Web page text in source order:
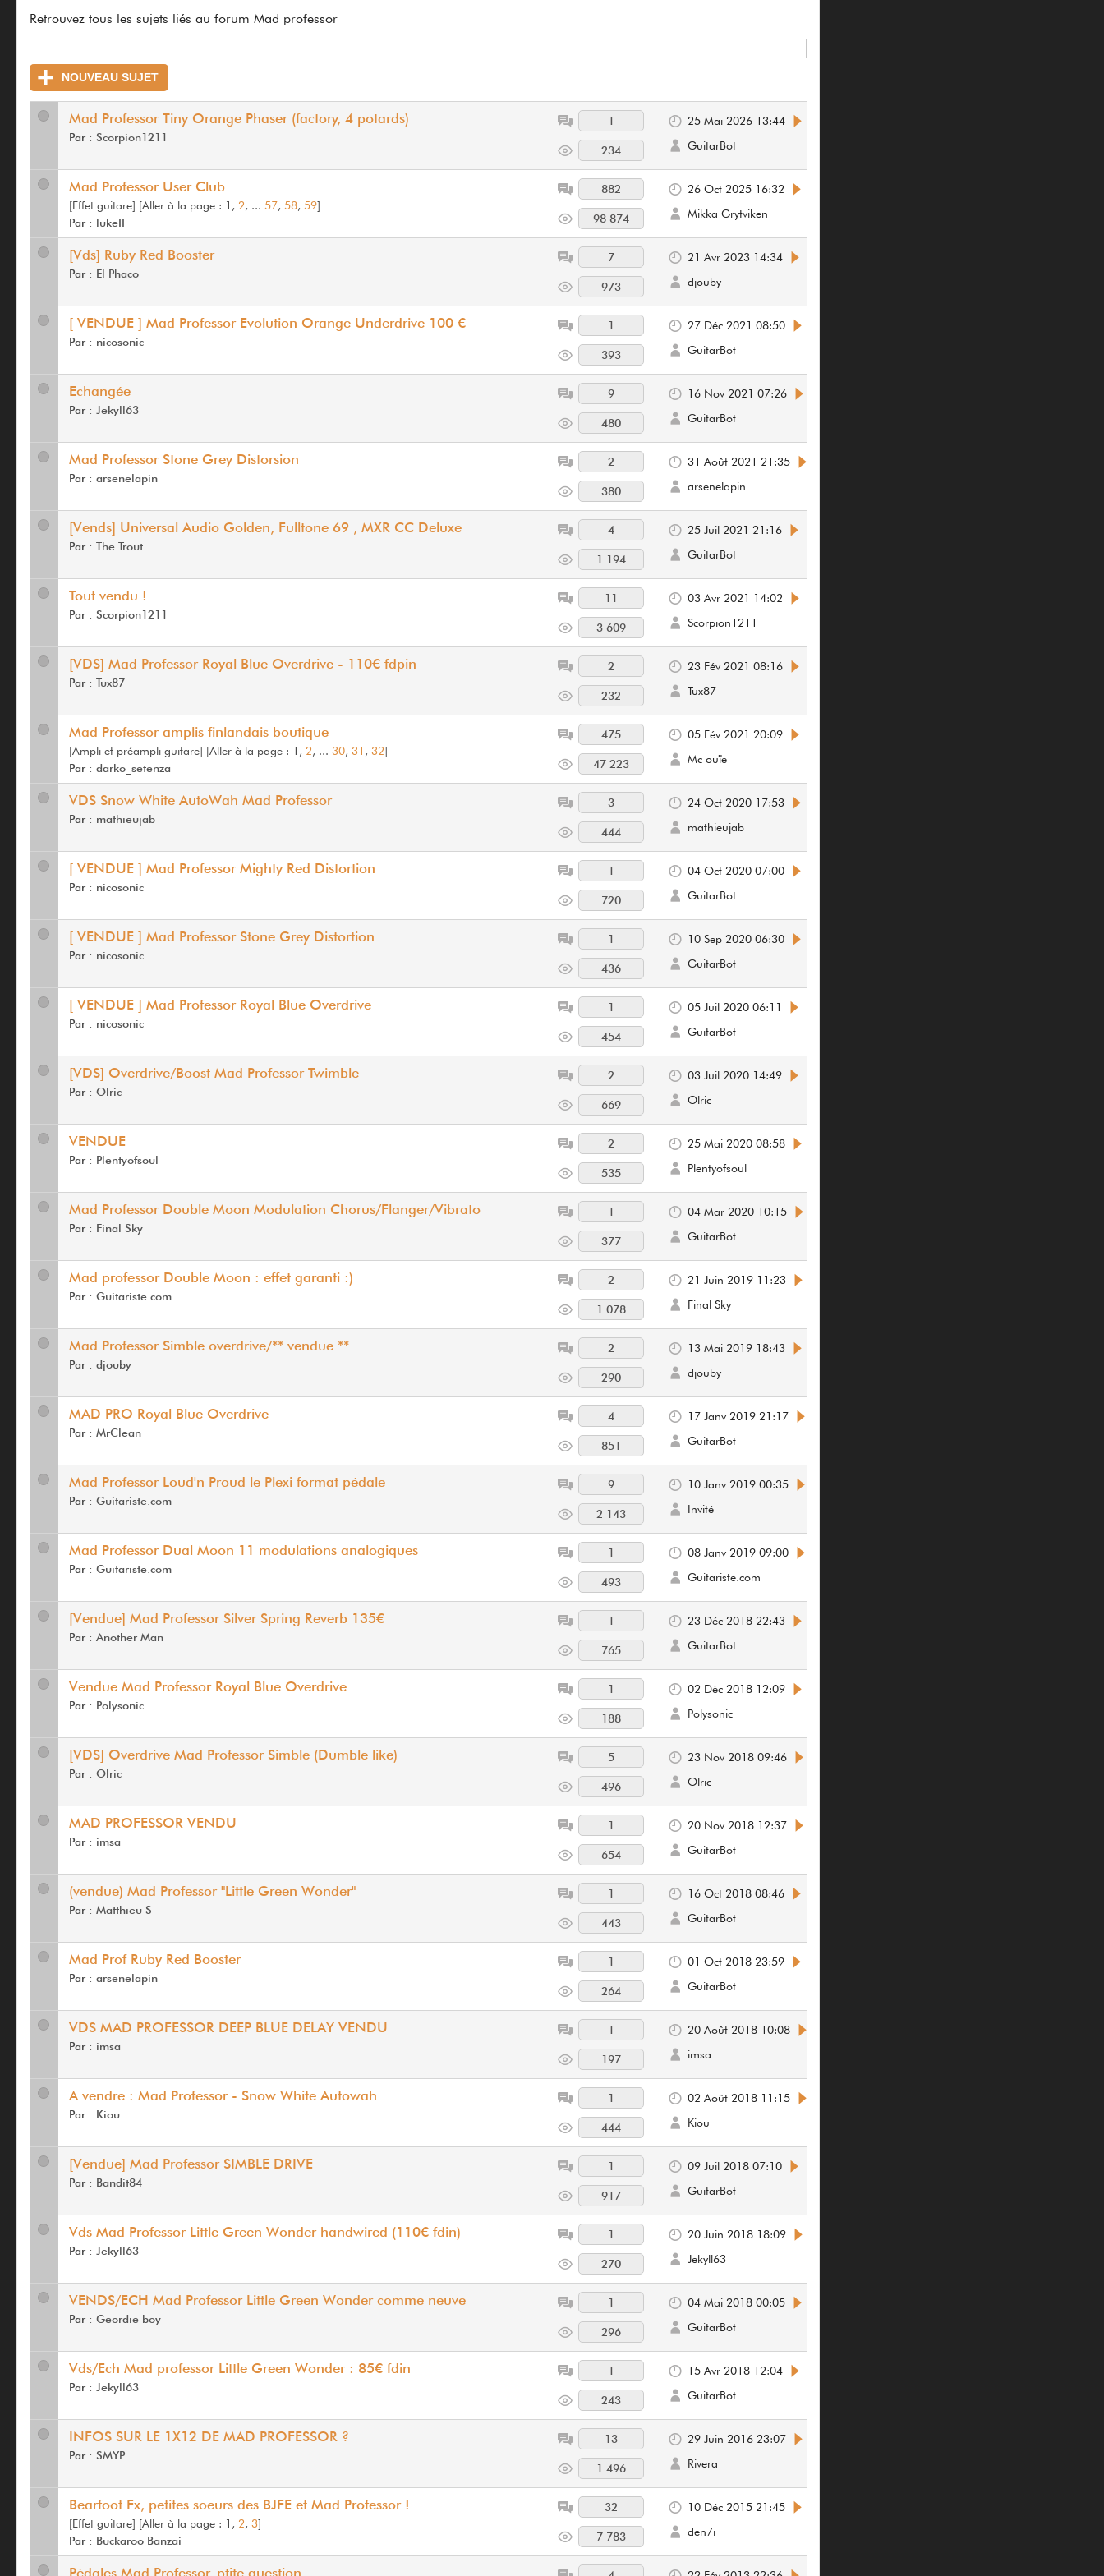
Retrouvez tous les sujets liés au forum Mad professor
NOUVEAU SUJET
Mad Professor Tiny Orange Phaser (factory, 4 potards)
Par :Scorpion1211
1
234
25 Mai 2026 13:44
GuitarBot
Mad Professor User Club
[Effet guitare] [Aller à la page : 1, 2, ...57,58,59]
Par : lukeII
882
98 874
26 Oct 2025 16:32
Mikka Grytviken
[Vds] Ruby Red Booster
Par : El Phaco
7
973
21 Avr 2023 14:34
djouby
[ VENDUE ] Mad Professor Evolution Orange Underdrive 100 €
Par : nicosonic
1
393
27 Déc 2021 08:50
GuitarBot
Echangée
Par :Jekyll63
9
480
16 Nov 2021 07:26
GuitarBot
Mad Professor Stone Grey Distorsion
Par :arsenelapin
2
380
31 Août 2021 21:35
arsenelapin
[Vends] Universal Audio Golden, Fulltone 69 , MXR CC Deluxe
Par :The Trout
4
1 194
25 Juil 2021 21:16
GuitarBot
Tout vendu !
Par :Scorpion1211
11
3 609
03 Avr 2021 14:02
Scorpion1211
[VDS] Mad Professor Royal Blue Overdrive - 110€ fdpin
Par :Tux87
2
232
23 Fév 2021 08:16
Tux87
Mad Professor amplis finlandais boutique
[Ampli et préampli guitare] [Aller à la page : 1, 2, ...30,31 ,32]
Par :darko_setenza
475
47 223
05 Fév 2021 20:09
Mc ouïe
VDS Snow White AutoWah Mad Professor
Par : mathieujab
3
444
24 Oct 2020 17:53
mathieujab
[ VENDUE ] Mad Professor Mighty Red Distortion
Par : nicosonic
1
720
04 Oct 2020 07:00
GuitarBot
[ VENDUE ] Mad Professor Stone Grey Distortion
Par : nicosonic
1
436
10 Sep 2020 06:30
GuitarBot
[ VENDUE ] Mad Professor Royal Blue Overdrive
Par : nicosonic
1
454
05 Juil 2020 06:11
GuitarBot
[VDS] Overdrive/Boost Mad Professor Twimble
Par :Olric
2
669
03 Juil 2020 14:49
Olric
VENDUE
Par : Plentyofsoul
2
535
25 Mai 2020 08:58
Plentyofsoul
Mad Professor Double Moon Modulation Chorus/Flanger/Vibrato
Par : Final Sky
1
377
04 Mar 2020 10:15
GuitarBot
Mad professor Double Moon : effet garanti :)
Par :Guitariste.com
2
1 078
21 Juin 2019 11:23
Final Sky
Mad Professor Simble overdrive/** vendue **
Par :djouby
2
290
13 Mai 2019 18:43
djouby
MAD PRO Royal Blue Overdrive
Par :MrClean
4
851
17 Janv 2019 21:17
GuitarBot
Mad Professor Loud'n Proud le Plexi format pédale
Par :Guitariste.com
9
2 143
10 Janv 2019 00:35
Invité
Mad Professor Dual Moon 11 modulations analogiques
Par :Guitariste.com
1
493
08 Janv 2019 09:00
Guitariste.com
[Vendue] Mad Professor Silver Spring Reverb 135€
Par :Another Man
1
765
23 Déc 2018 22:43
GuitarBot
Vendue Mad Professor Royal Blue Overdrive
Par : Polysonic
1
188
02 Déc 2018 12:09
Polysonic
[VDS] Overdrive Mad Professor Simble (Dumble like)
Par :Olric
5
496
23 Nov 2018 09:46
Olric
MAD PROFESSOR VENDU
Par : imsa
1
654
20 Nov 2018 12:37
GuitarBot
(vendue) Mad Professor "Little Green Wonder"
Par :Matthieu S
1
443
16 Oct 2018 08:46
GuitarBot
Mad Prof Ruby Red Booster
Par :arsenelapin
1
264
01 Oct 2018 23:59
GuitarBot
VDS MAD PROFESSOR DEEP BLUE DELAY VENDU
Par : imsa
1
197
20 Août 2018 10:08
imsa
A vendre : Mad Professor - Snow White Autowah
Par : Kiou
1
444
02 Août 2018 11:15
Kiou
[Vendue] Mad Professor SIMBLE DRIVE
Par : Bandit84
1
917
09 Juil 2018 07:10
GuitarBot
Vds Mad Professor Little Green Wonder handwired (110€ fdin)
Par :Jekyll63
1
270
20 Juin 2018 18:09
Jekyll63
VENDS/ECH Mad Professor Little Green Wonder comme neuve
Par :Geordie boy
1
296
04 Mai 2018 00:05
GuitarBot
Vds/Ech Mad professor Little Green Wonder : 85€ fdin
Par :Jekyll63
1
243
15 Avr 2018 12:04
GuitarBot
INFOS SUR LE 1X12 DE MAD PROFESSOR ?
Par :SMYP
13
1 496
29 Juin 2016 23:07
Rivera
Bearfoot Fx, petites soeurs des BJFE et Mad Professor !
[Effet guitare] [Aller à la page : 1, 2,3]
Par : Buckaroo Banzai
32
7 783
10 Déc 2015 21:45
den7i
Pédales Mad Professor, ptite question